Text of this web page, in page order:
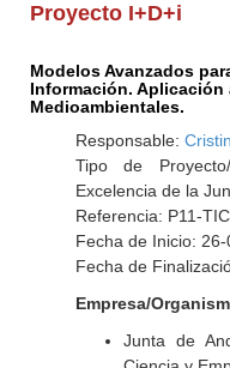
Proyecto I+D+i
Modelos Avanzados
Información.
Medioambientales.
Responsable:
Tipo de
Excelencia de la
Referencia: P11-
Fecha de Inicio:
Fecha de
Empresa/
Junta de